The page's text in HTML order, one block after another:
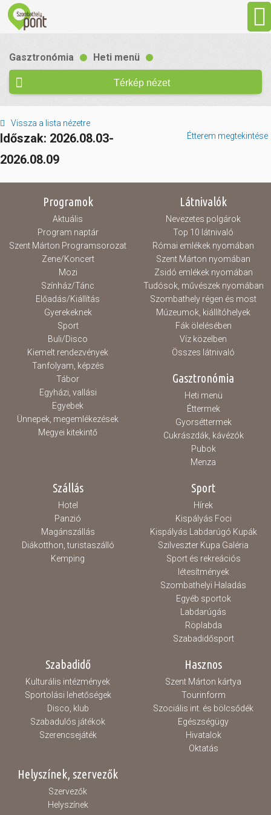
Látnivalók
Gasztronómia
Sport
Szabadidő
Hasznos
Gasztronómia Heti menü
Térkép nézet
Vissza a lista nézetre
Időszak: 2026.08.03-
2026.08.09
Étterem megtekintése
Programok
Aktuális
Program naptár
Szent Márton Programsorozat
Zene/Koncert
Mozi
Színház/Tánc
Előadás/Kiállítás
Gyerekeknek
Sport
Buli/Disco
Kiemelt rendezvények
Tanfolyam, képzés
Tábor
Egyházi, vallási
Egyebek
Ünnepek, megemlékezések
Megyei kitekintő
Látnivalók
Nevezetes polgárok
Top 10 látnivaló
Római emlékek nyomában
Szent Márton nyomában
Zsidó emlékek nyomában
Tudósok, művészek nyomában
Szombathely régen és most
Múzeumok, kiállítóhelyek
Fák ölelésében
Víz közelben
Összes látnivaló
Gasztronómia
Heti menü
Éttermek
Gyorséttermek
Cukrászdák, kávézók
Pubok
Menza
Szállás
Hotel
Panzió
Magánszállás
Diákotthon, turistaszálló
Kemping
Sport
Hírek
Kispályás Foci
Kispályás Labdarúgó Kupák
Szilveszter Kupa Galéria
Sport és rekreációs
létesítmények
Szombathelyi Haladás
Egyéb sportok
Labdarúgás
Röplabda
Szabadidősport
Szabadidő
Kulturális intézmények
Sportolási lehetőségek
Disco, klub
Szabadulós játékok
Szerencsejáték
Hasznos
Szent Márton kártya
Tourinform
Szociális int. és bölcsődék
Egészségügy
Hivatalok
Oktatás
Helyszínek, szervezők
Szervezők
Helyszínek